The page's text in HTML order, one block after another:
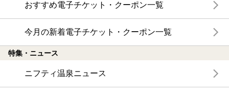
おすすめ電子チケット・クーポン一覧
今月の新着電子チケット・クーポン一覧
特集・ニュース
ニフティ温泉ニュース